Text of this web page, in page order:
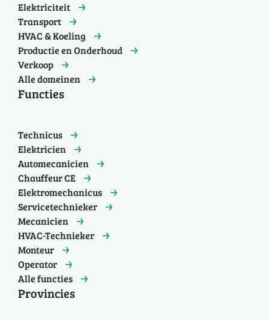
Elektriciteit
Transport
HVAC & Koeling
Productie en Onderhoud
Verkoop
Alle domeinen
Functies
Technicus
Elektricien
Automecanicien
Chauffeur CE
Elektromechanicus
Servicetechnieker
Mecanicien
HVAC-Technieker
Monteur
Operator
Alle functies
Provincies